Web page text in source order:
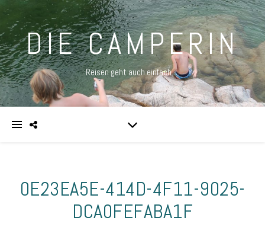
DIE CAMPERIN
Reisen geht auch einfach …
0E23EA5E-414D-4F11-9025-
DCA0FEFABA1F